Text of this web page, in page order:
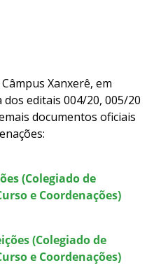
Xanxerê, em
editais 004/20, 005/20
documentos oficiais
(Colegiado de
e Coordenações)
(Colegiado de
e Coordenações)